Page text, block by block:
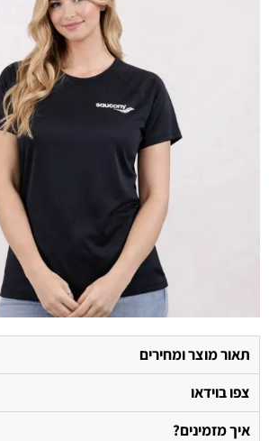
תאור מוצר ומחירים
צפו בוידאו
איך מזמינים?